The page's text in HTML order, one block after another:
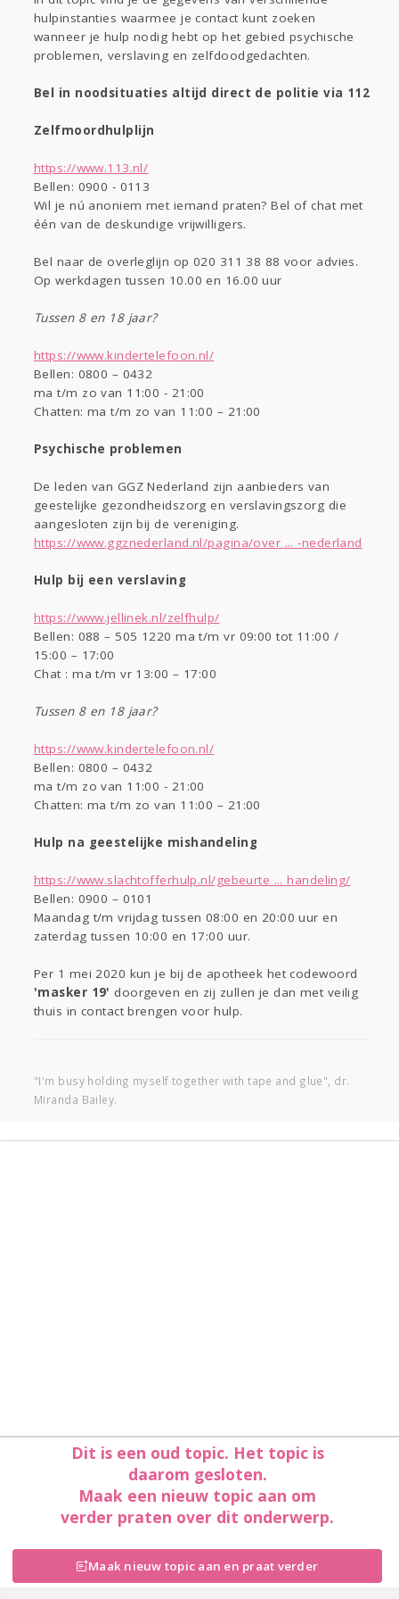
Entertainment
Kinderen Digi
Zwanger Psyche
Sport Contact Viva zoekt Aangeboden
Gevraagd
Horen Doen
hulpinstanties waarmee je contact kunt zoeken
wanneer je hulp nodig hebt op het gebied psychische
problemen, verslaving en zelfdoodgedachten.
Bel in noodsituaties altijd direct de politie via 112
Zelfmoordhulplijn
https://www.113.nl/
Bellen: 0900 - 0113
Wil je nú anoniem met iemand praten? Bel of chat met
één van de deskundige vrijwilligers.
Bel naar de overleglijn op 020 311 38 88 voor advies.
Op werkdagen tussen 10.00 en 16.00 uur
Tussen 8 en 18 jaar?
https://www.kindertelefoon.nl/
Bellen: 0800 – 0432
ma t/m zo van 11:00 - 21:00
Chatten: ma t/m zo van 11:00 – 21:00
Psychische problemen
De leden van GGZ Nederland zijn aanbieders van
geestelijke gezondheidszorg en verslavingszorg die
aangesloten zijn bij de vereniging.
https://www.ggznederland.nl/pagina/over ... -nederland
Hulp bij een verslaving
https://www.jellinek.nl/zelfhulp/
Bellen: 088 – 505 1220 ma t/m vr 09:00 tot 11:00 /
15:00 – 17:00
Chat : ma t/m vr 13:00 – 17:00
Tussen 8 en 18 jaar?
https://www.kindertelefoon.nl/
Bellen: 0800 – 0432
ma t/m zo van 11:00 - 21:00
Chatten: ma t/m zo van 11:00 – 21:00
Hulp na geestelijke mishandeling
https://www.slachtofferhulp.nl/gebeurte ... handeling/
Bellen: 0900 – 0101
Maandag t/m vrijdag tussen 08:00 en 20:00 uur en
zaterdag tussen 10:00 en 17:00 uur.
Per 1 mei 2020 kun je bij de apotheek het codewoord
'masker 19' doorgeven en zij zullen je dan met veilig
thuis in contact brengen voor hulp.
"I'm busy holding myself together with tape and glue", dr.
Miranda Bailey.
Dit is een oud topic. Het topic is
daarom gesloten.
Maak een nieuw topic aan om
verder praten over dit onderwerp.
Maak nieuw topic aan en praat verder